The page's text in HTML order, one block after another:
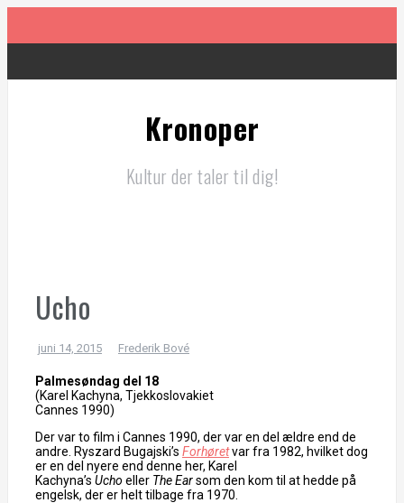
indhold
Drive
Resurrection
The Dead Don’t Die
Paterson
Kronoper
Kultur der taler til dig!
Ucho
juni 14, 2015 Frederik Bové
Palmesøndag del 18
(Karel Kachyna, Tjekkoslovakiet
Cannes 1990)
Der var to film i Cannes 1990, der var en del ældre end de
andre. Ryszard Bugajski’s Forhøretvar fra 1982, hvilket dog
er en del nyere end denne her, Karel
Kachyna’s Ucho eller The Earsom den kom til at hedde på
engelsk, der er helt tilbage fra 1970.